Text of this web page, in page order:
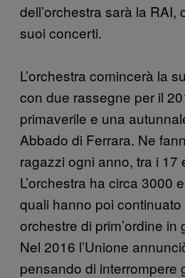
dell’orchestra sarà la RAI,
suoi concerti.
L’orchestra comincerà la
con due rassegne per il
primaverile e una
Abbado di Ferrara. Ne
ragazzi ogni anno, tra i 17
L’orchestra ha circa 3000
quali hanno poi
orchestre di prim’ordine in
Nel 2016 l’Unione
pensando di interrompere